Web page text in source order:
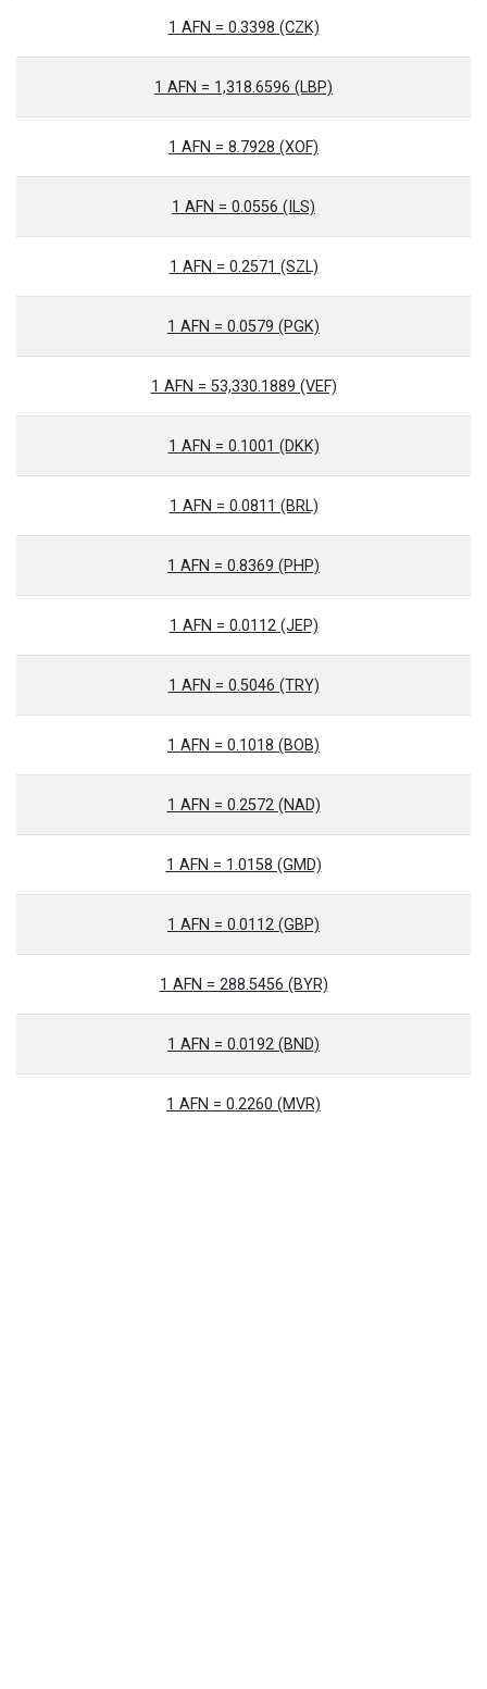
1 AFN = 0.3398 (CZK)
1 AFN = 1,318.6596 (LBP)
1 AFN = 8.7928 (XOF)
1 AFN = 0.0556 (ILS)
1 AFN = 0.2571 (SZL)
1 AFN = 0.0579 (PGK)
1 AFN = 53,330.1889 (VEF)
1 AFN = 0.1001 (DKK)
1 AFN = 0.0811 (BRL)
1 AFN = 0.8369 (PHP)
1 AFN = 0.0112 (JEP)
1 AFN = 0.5046 (TRY)
1 AFN = 0.1018 (BOB)
1 AFN = 0.2572 (NAD)
1 AFN = 1.0158 (GMD)
1 AFN = 0.0112 (GBP)
1 AFN = 288.5456 (BYR)
1 AFN = 0.0192 (BND)
1 AFN = 0.2260 (MVR)